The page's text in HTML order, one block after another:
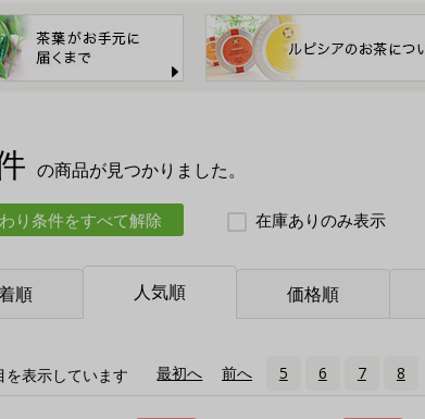
の商品が見つかりました。
り条件をすべて解除 在庫ありのみ表示
順 人気順 価格順
を表示しています 最初へ 前へ 5 6 7 8